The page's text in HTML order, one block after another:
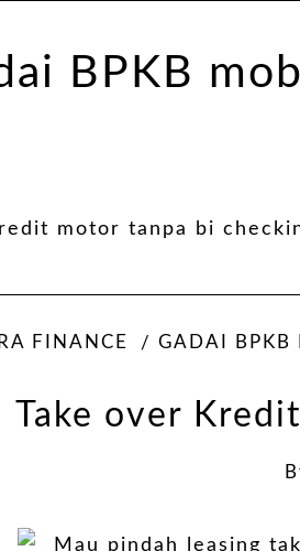
motor tanpa bi
FINANCE GADAI BPKB
Take over